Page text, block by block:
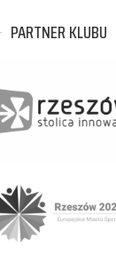
PARTNER KLUBU